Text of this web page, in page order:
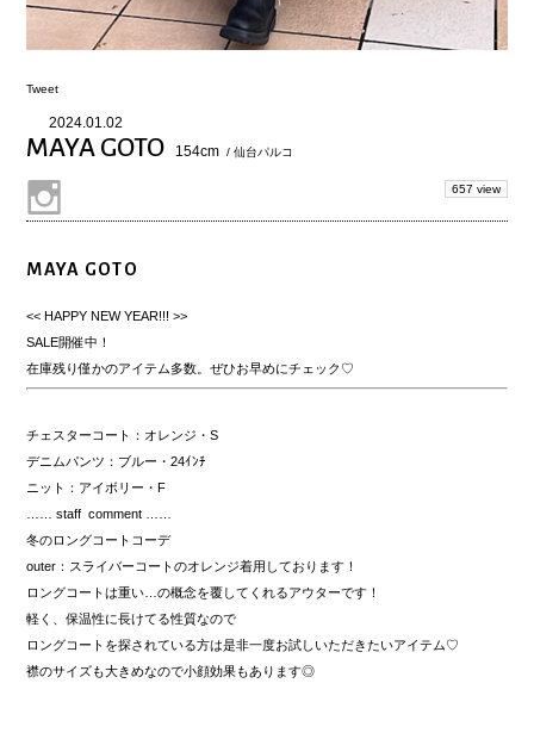
Tweet
2024.01.02
MAYA GOTO 154cm / 仙台パルコ
657 view
MAYA GOTO
<< HAPPY NEW YEAR!!! >>
SALE開催中！
在庫残り僅かのアイテム多数。ぜひお早めにチェック♡
チェスターコート：オレンジ・S
デニムパンツ：ブルー・24ｲﾝﾁ
ニット：アイボリー・F
…… staff comment ……
冬のロングコートコーデ
outer：スライバーコートのオレンジ着用しております！
ロングコートは重い…の概念を覆してくれるアウターです！
軽く、保温性に長けてる性質なので
ロングコートを探されている方は是非一度お試しいただきたいアイテム♡
襟のサイズも大きめなので小顔効果もあります◎